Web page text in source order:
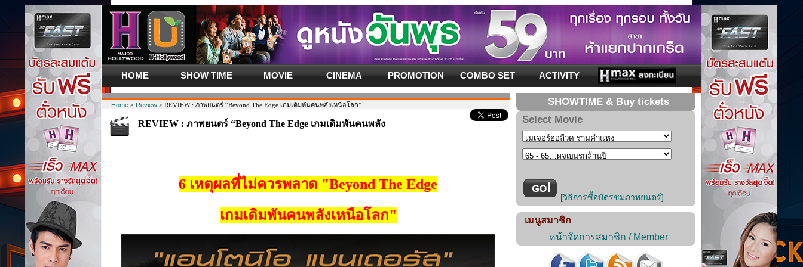
HOME SHOW TIME MOVIE CINEMA PROMOTION COMBO SET ACTIVITY
Home> Review> REVIEW : ภาพยนตร์ “Beyond The Edge เกมเดิมพันคนพลังเหนือโลก”
REVIEW : ภาพยนตร์ “Beyond The Edge เกมเดิมพันคนพลัง
6 เหตุผลที่ไม่ควรพลาด "Beyond The Edge
เกมเดิมพันคนพลังเหนือโลก"
SHOWTIME & Buy tickets
Select Movie
[วิธีการซื้อบัตรชมภาพยนตร์]
เมนูสมาชิก
หน้าจัดการสมาชิก / Member